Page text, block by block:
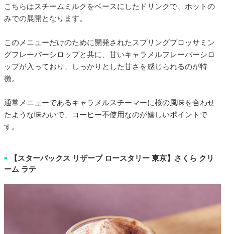
こちらはスチームミルクをベースにしたドリンクで、ホットの
みでの展開となります。
このメニューだけのために開発されたスプリングプロッサミン
グフレーバーシロップと共に、甘いキャラメルフレーバーシロ
ップが入っており、しっかりとした甘さを感じられるのが特
徴。
通常メニューであるキャラメルスチーマーに桜の風味を合わせ
たような味わいで、コーヒー不使用なのが嬉しいポイントで
す。
■
【スターバックス リザーブ ロースタリー 東京】さくら クリ
ーム ラテ